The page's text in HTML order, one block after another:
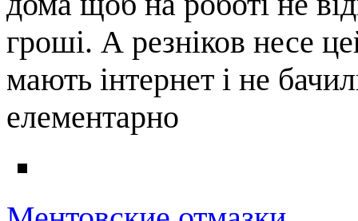
гроші. А резніков несе
мають інтернет і не
елементарно